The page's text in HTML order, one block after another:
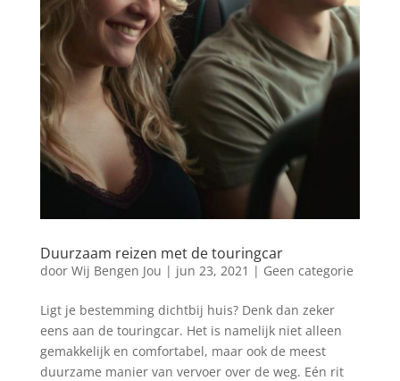
Duurzaam reizen met de touringcar
door Wij Bengen Jou | jun 23, 2021 | Geen categorie
Ligt je bestemming dichtbij huis? Denk dan zeker
eens aan de touringcar. Het is namelijk niet alleen
gemakkelijk en comfortabel, maar ook de meest
duurzame manier van vervoer over de weg. Eén rit